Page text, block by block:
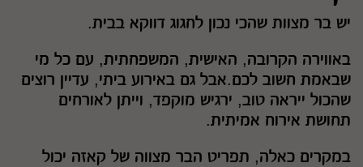
יש בר מצוות שהכי נכון לחגוג דווקא בבית.
באווירה הקרובה, האישית, המשפחתית, עם כל מי
שבאמת חשוב לכם.אבל גם באירוע ביתי, עדיין רוצים
שהכול ייראה טוב, ירגיש מוקפד, וייתן לאורחים
תחושת אירוח אמיתית.
במקרים כאלה, תפריט הבר מצווה של קאזה יכול